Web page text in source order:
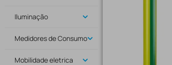
Iluminação
Medidores de Consumo
Mobilidade eletrica